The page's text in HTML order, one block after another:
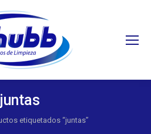
juntas
etiquetados “juntas”